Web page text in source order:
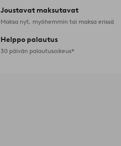
Joustavat maksutavat
Maksa nyt, myöhemmin tai maksa erissä
Helppo palautus
30 päivän palautusoikeus*